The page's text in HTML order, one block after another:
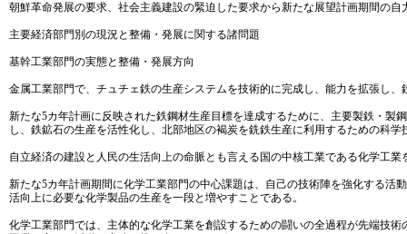
朝鮮革命発展の要求、社会主義建設の緊迫した要求から新たな展望計画期間の
主要経済部門別の現況と整備・発展に関する諸問題
基幹工業部門の実態と整備・発展方向
金属工業部門で、チュチェ鉄の生産システムを技術的に完成し、能力を拡張し
新たな5カ年計画に反映された鉄鋼材生産目標を達成するために、主要製鉄・
し、鉄鉱石の生産を活性化し、北部地区の褐炭を銑鉄生産に利用するための科
自立経済の建設と人民の生活向上の命脈とも言える国の中核工業である化学工業
新たな5カ年計画期間に化学工業部門の中心課題は、自己の技術陣を強化する
活向上に必要な化学製品の生産を一段と増やすことである。
化学工業部門では、主体的な化学工業を創設するための闘いの全過程が先端技